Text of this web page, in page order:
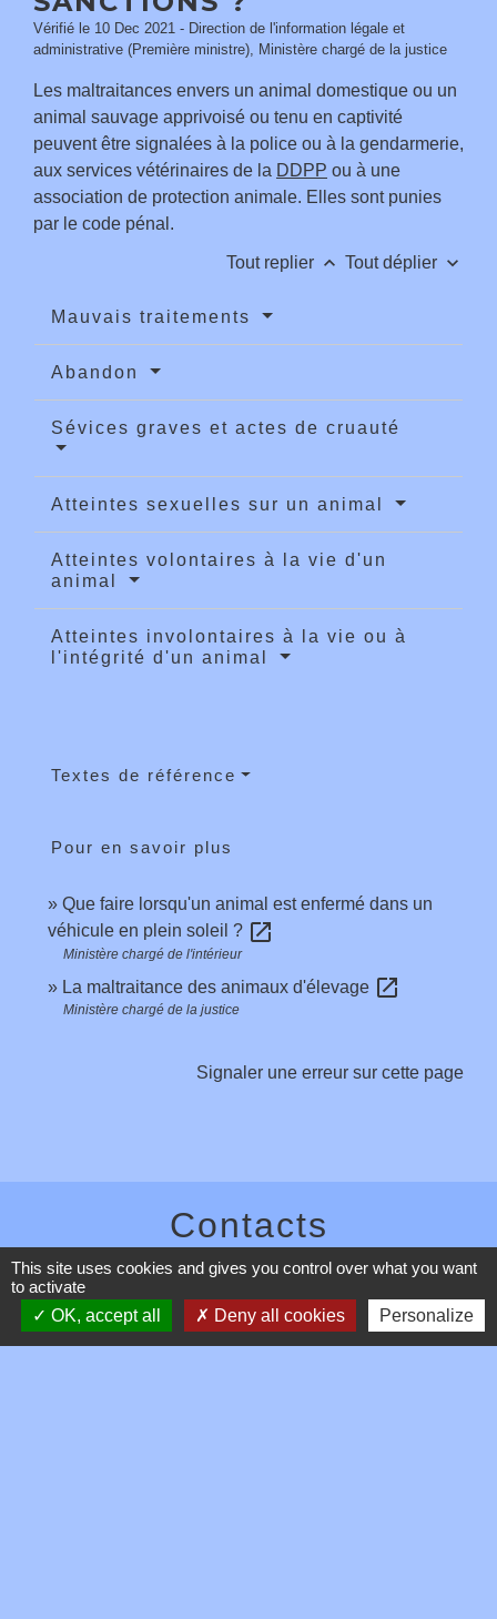
Vérifié le 10 Dec 2021 - Direction de l'information légale et
administrative (Première ministre), Ministère chargé de la justice
Les maltraitances envers un animal domestique ou un
animal sauvage apprivoisé ou tenu en captivité
peuvent être signalées à la police ou à la gendarmerie,
aux services vétérinaires de la DDPP ou à une
association de protection animale. Elles sont punies
par le code pénal.
Tout replier keyboard_arrow_up Tout déplier keyboard_arrow_down
Mauvais traitements
Abandon
Sévices graves et actes de cruauté
Atteintes sexuelles sur un animal
Atteintes volontaires à la vie d'un
animal
Atteintes involontaires à la vie ou à
l'intégrité d'un animal
Textes de référence
Pour en savoir plus
Que faire lorsqu'un animal est enfermé dans un
véhicule en plein soleil ? open_in_new
Ministère chargé de l'intérieur
La maltraitance des animaux d'élevage open_in_new
Ministère chargé de la justice
Signaler une erreur sur cette page
Contacts
Commune de Toussieux
01600 Toussieux - FRANCE
+33 4 74 00 19 03
This site uses cookies and gives you control over what you want
to activate
OK, accept all
Deny all cookies Personalize